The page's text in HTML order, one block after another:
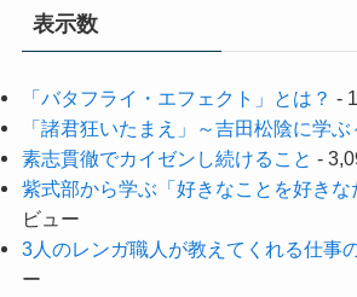
表示数
「バタフライ・エフェクト」とは？ -
「諸君狂いたまえ」～吉田松陰に学ぶ
素志貫徹でカイゼンし続けること -
紫式部から学ぶ「好きなことを好きな
ビュー
3人のレンガ職人が教えてくれる仕事
ー